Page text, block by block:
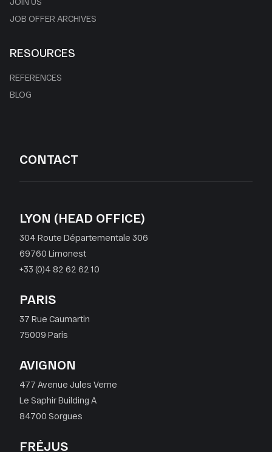
JOB OFFER ARCHIVES
RESOURCES
REFERENCES
BLOG
CONTACT
LYON (HEAD OFFICE)
304 Route Départementale 306
69760 Limonest
+33 (0)4 82 62 62 10
PARIS
37 Rue Caumartin
75009 Paris
AVIGNON
477 Avenue Jules Verne
Le Saphir Building A
84700 Sorgues
FRÉJUS